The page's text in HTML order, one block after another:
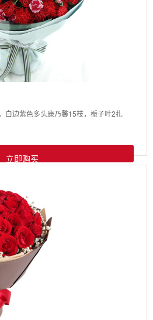
白边紫色多头康乃馨15枝，栀子叶2扎
立即购买